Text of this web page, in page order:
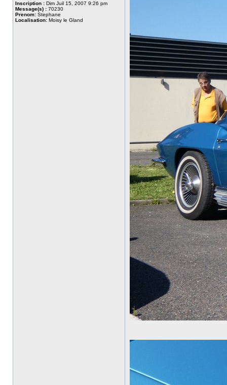
Inscription : Dim Juil 15, 2007 9:26 pm
Message(s) : 70230
Prenom: Stephane
Localisation: Moisy le Gland